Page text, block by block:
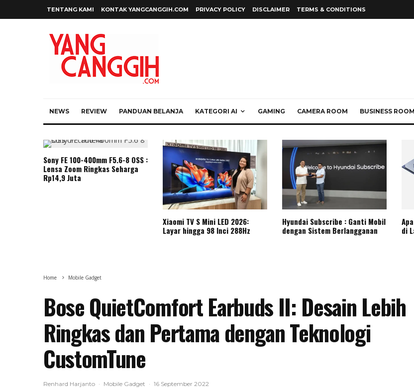
TENTANG KAMI KONTAK YANGCANGGIH.COM PRIVACY POLICY DISCLAIMER TERMS & CONDITIONS
NEWS REVIEW PANDUAN BELANJA KATEGORI AI GAMING CAMERA ROOM BUSINESS ROOM
Sony FE 100-400mm F5.6-8 OSS :
Lensa Zoom Ringkas Seharga
Rp14,9 Juta
Xiaomi TV S Mini LED 2026:
Layar hingga 98 Inci 288Hz
Hyundai Subscribe : Ganti Mobil
dengan Sistem Berlangganan
di
Home Mobile Gadget
Bose QuietComfort Earbuds II: Desain Lebih
Ringkas dan Pertama dengan Teknologi
CustomTune
Renhard Harjanto · Mobile Gadget · 16 September 2022